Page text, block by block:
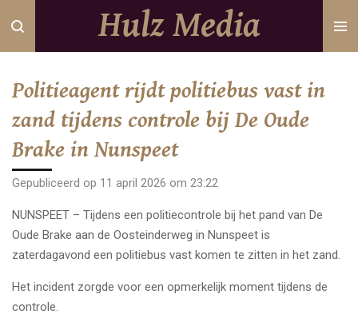
Ga
direct
hoofdinhoud
Hulz Media
Politieagent rijdt politiebus vast in
zand tijdens controle bij De Oude
Brake in Nunspeet
Gepubliceerd op 11 april 2026 om 23:22
NUNSPEET – Tijdens een politiecontrole bij het pand van De
Oude Brake aan de Oosteinderweg in Nunspeet is
zaterdagavond een politiebus vast komen te zitten in het zand.
Het incident zorgde voor een opmerkelijk moment tijdens de
controle.